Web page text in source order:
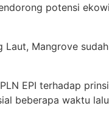
potensi
Mangrove
EPI terhadap
beberapa waktu